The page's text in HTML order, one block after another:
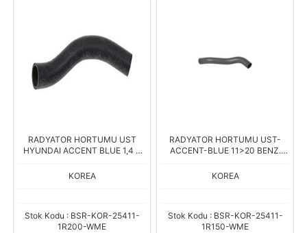
RADYATOR HORTUMU UST
HYUNDAI ACCENT BLUE 1,4 6
KOREA
Stok Kodu : BSR-KOR-25411-
1R200-WME
RADYATOR HORTUMU UST-
ACCENT-BLUE 11>20 BENZ.
KOREA
Stok Kodu : BSR-KOR-25411-
1R150-WME